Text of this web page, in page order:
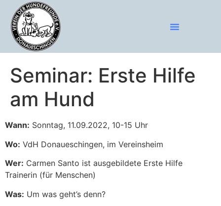
Seminar: Erste Hilfe
am Hund
Wann: Sonntag, 11.09.2022, 10-15 Uhr
Wo: VdH Donaueschingen, im Vereinsheim
Wer: Carmen Santo ist ausgebildete Erste Hilfe
Trainerin (für Menschen)
Was: Um was geht’s denn?